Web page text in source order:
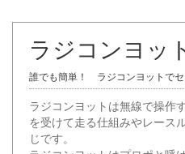
ラジコンヨッ
誰でも簡単！ ラジコンヨットで
ラジコンヨットは無線で操作
を受けて走る仕組みやレース
じです。